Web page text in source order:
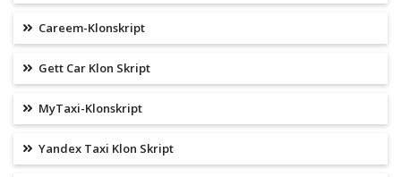
Careem-Klonskript
Gett Car Klon Skript
MyTaxi-Klonskript
Yandex Taxi Klon Skript